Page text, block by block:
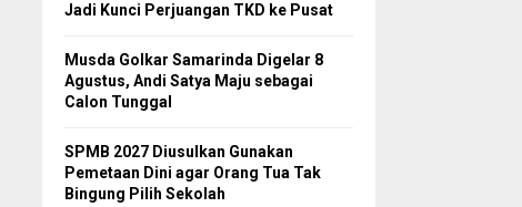
Jadi Kunci Perjuangan TKD ke Pusat
Musda Golkar Samarinda Digelar 8
Agustus, Andi Satya Maju sebagai
Calon Tunggal
SPMB 2027 Diusulkan Gunakan
Pemetaan Dini agar Orang Tua Tak
Bingung Pilih Sekolah